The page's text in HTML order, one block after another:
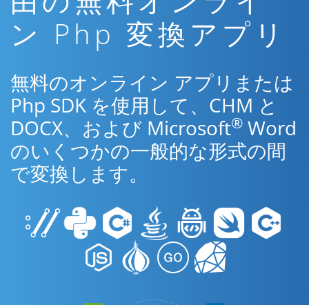
ン Php 変換アプリ
無料のオンライン アプリまたは
Php SDK を使用して、CHM と
DOCX、および Microsoft® Word
のいくつかの一般的な形式の間
で変換します。